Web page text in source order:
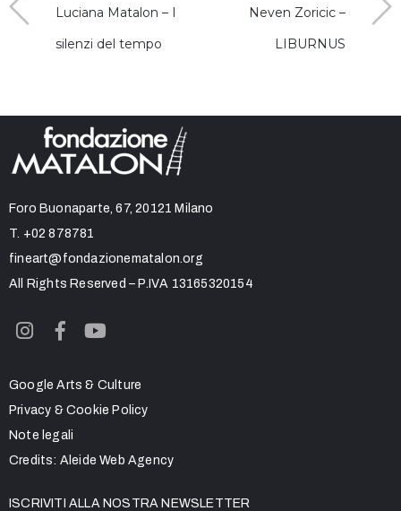
Luciana Matalon – I
silenzi del tempo
Neven Zoricic –
LIBURNUS
Foro Buonaparte, 67, 20121 Milano
T. +02 878781
fineart@fondazionematalon.org
All Rights Reserved – P.IVA 13165320154
Google Arts & Culture
Privacy & Cookie Policy
Note legali
Credits: Aleide Web Agency
ISCRIVITI ALLA NOSTRA NEWSLETTER